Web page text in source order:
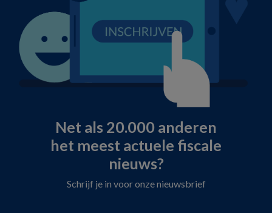
Net als 20.000 anderen
het meest actuele fiscale
nieuws?
Schrijf je in voor onze nieuwsbrief